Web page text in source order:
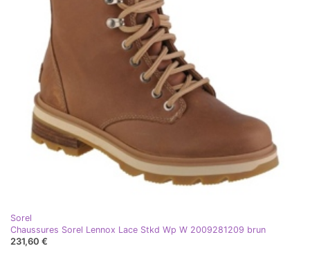
Sorel
Chaussures Sorel Lennox Lace Stkd Wp W 2009281209 brun
231,60 €